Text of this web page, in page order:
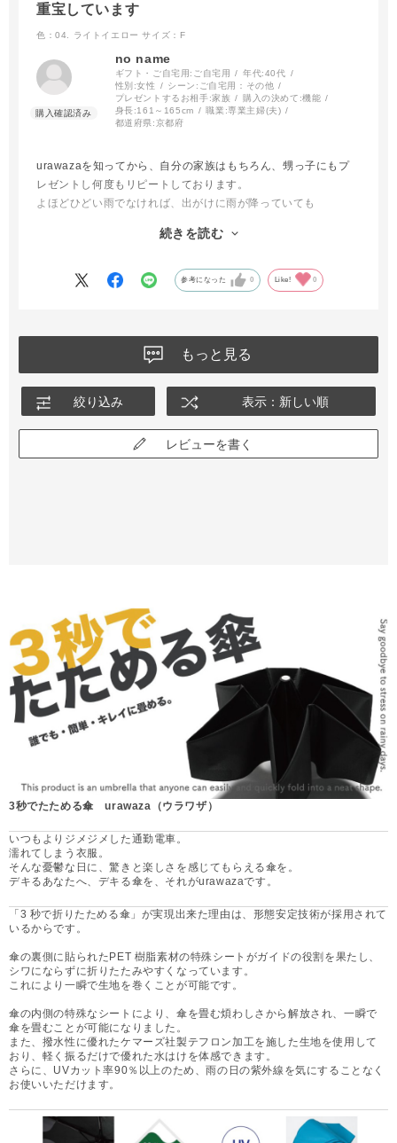
重宝しています
色：04. ライトイエロー サイズ：F
no name
ギフト・ご自宅用: ご自宅用 年代:40代
性別:女性 シーン: ご自宅用：その他
プレゼントするお相手:家族 購入の決めて:機能
身長:161～165cm 職業:専業主婦(夫)
都道府県:京都府
urawazaを知ってから、自分の家族はもちろん、甥っ子にもプ
レゼントし何度もリピートしております。
よほどひどい雨でなければ、出がけに雨が降っていても
サッとしまえてるし嵩張らないし、鞄に入れられるので忘れてく
大事に手入れをしていても、傷んではくるので今回も買い替えで
が増えていくと嬉しいなと思います。
続きを読む
参考になった 0 Like! 0
もっと見る
絞り込み 表示：新しい順
レビューを書く
3秒でたためる傘 urawaza（ウラワザ）
いつもよりジメジメした通勤電車。
濡れてしまう衣服。
そんな憂鬱な日に、驚きと楽しさを感じてもらえる傘を。
デキるあなたへ、デキる傘を、それがurawazaです。
「3 秒で折りたためる傘」が実現出来た理由は、形態安定技術が採用されて
いるからです。
傘の裏側に貼られたPET 樹脂素材の特殊シートがガイドの役割を果たし、
シワにならずに折りたたみやすくなっています。
これにより一瞬で生地を巻くことが可能です。
傘の内側の特殊なシートにより、傘を畳む煩わしさから解放され、一瞬で
傘を畳むことが可能になりました。
また、撥水性に優れたケマーズ社製テフロン加工を施した生地を使用して
おり、軽く振るだけで優れた水はけを体感できます。
さらに、UVカット率90％以上のため、雨の日の紫外線を気にすることなく
お使いいただけます。